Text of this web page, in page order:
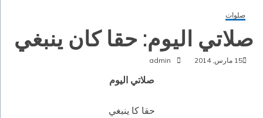
صلوات
صلاتي اليوم: حقا كان ينبغي
15 مارس, 2014 admin
صلاتي اليوم
حقا كا ينبغي